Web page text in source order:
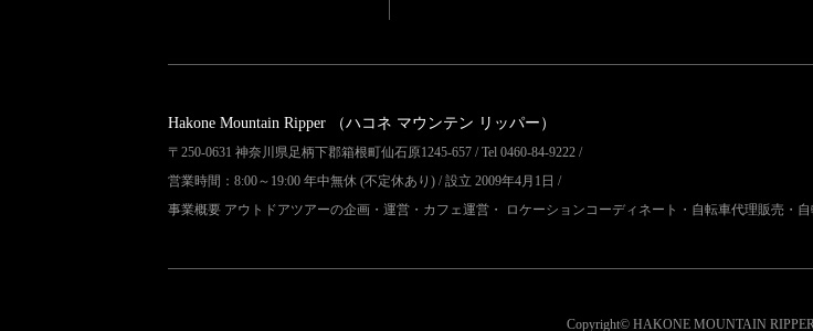
Hakone Mountain Ripper （ハコネ マウンテン リッパー）
〒250-0631 神奈川県足柄下郡箱根町仙石原1245-657 / Tel 0460-84-9222 /
営業時間：8:00～19:00 年中無休 (不定休あり) / 設立 2009年4月1日 /
事業概要 アウトドアツアーの企画・運営・カフェ運営・ ロケーションコーディネート・自転車代理販売・
Copyright© HAKONE MOUNTAIN RIPPER